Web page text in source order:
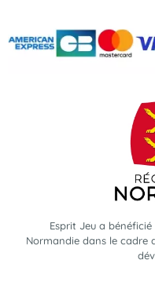
Esprit Jeu a
Normandie dans le cadre